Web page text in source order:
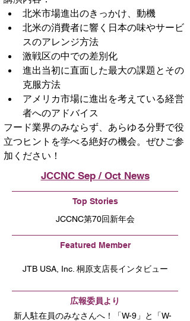
北米市場進出のきっかけ、動機
北米の消費者に響く日本の味やサービ
スのアレンジ方法
激戦区の中での差別化
進出当初に直面した最大の課題とその
克服方法
アメリカ市場に進出を考えている経営
者へのアドバイス
フード業界のみならず、あらゆる分野で役
立つヒントを学べる絶好の機会。ぜひご参
加ください！
JCCNC Sep / Oct News
Top Stories
JCCNC第70回新年会
Featured Member
JTB USA, Inc. 桐原支店長インタビュー
​広報委員より
新人駐在員のみなさんへ！「W-9」と「W-